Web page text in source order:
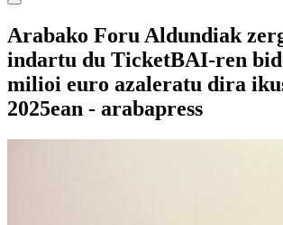
Arabako Foru Aldundiak
indartu du TicketBAI-ren
milioi euro azaleratu dira
2025ean - arabapress